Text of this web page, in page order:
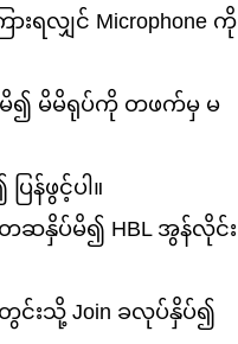
ရလျှင် Microphone ကို
၍ မိမိရုပ်ကို တဖက်မှ မ
ြန်ဖွင့်ပါ။
ဆနှိပ်မိ၍ HBL အွန်လိုင်း
င်းသို့ Join ခလုပ်နှိပ်၍